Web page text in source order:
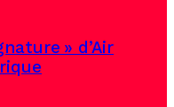
» d’Air